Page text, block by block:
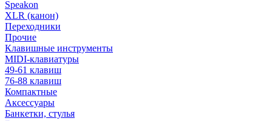
Speakon
XLR (канон)
Переходники
Прочие
Клавишные инструменты
MIDI-клавиатуры
49-61 клавиш
76-88 клавиш
Компактные
Аксессуары
Банкетки, стулья